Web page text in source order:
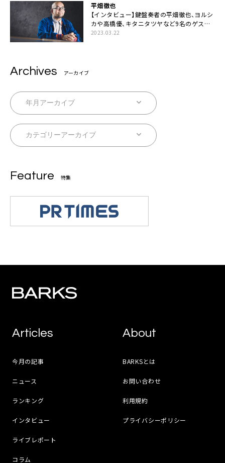
平畑徹也
【インタビュー】鍵盤奏者の平畑徹也、ヨルシ
カや高橋優、キタニタツヤなど9名のゲスト
を迎えた初アルバムに音楽人生の総括「自分
2023.03.22
Archives アーカイブ
Feature 特集
Articles
今月の記事
ニュース
ランキング
インタビュー
ライブレポート
コラム
About
BARKSとは
お問い合わせ
利用規約
プライバシーポリシー